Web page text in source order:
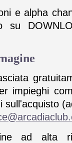
e alpha
su
impieghi
sull'acquisto
ad alta